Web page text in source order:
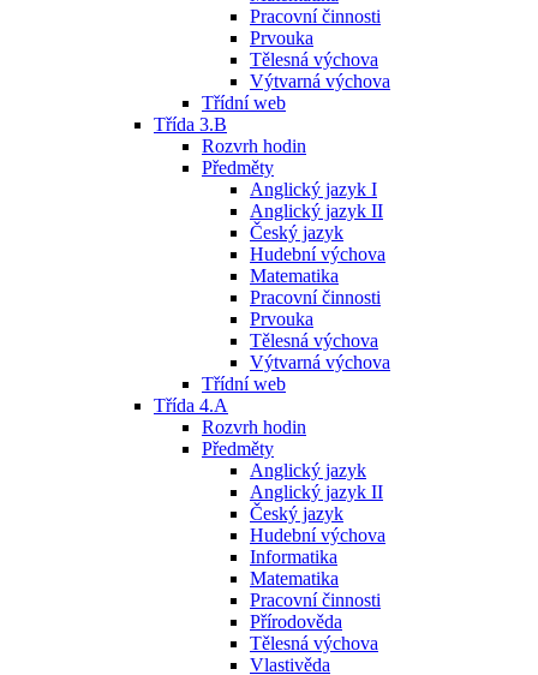
Pracovní činnosti
Prvouka
Tělesná výchova
Výtvarná výchova
Třídní web
Třída 3.B
Rozvrh hodin
Předměty
Anglický jazyk I
Anglický jazyk II
Český jazyk
Hudební výchova
Matematika
Pracovní činnosti
Prvouka
Tělesná výchova
Výtvarná výchova
Třídní web
Třída 4.A
Rozvrh hodin
Předměty
Anglický jazyk
Anglický jazyk II
Český jazyk
Hudební výchova
Informatika
Matematika
Pracovní činnosti
Přírodověda
Tělesná výchova
Vlastivěda